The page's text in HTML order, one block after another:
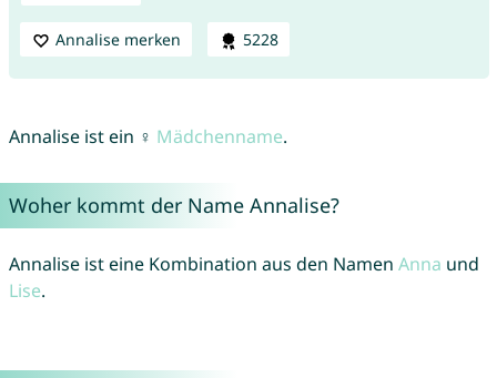
Annalise merken 5228
Annalise ist ein ♀ Mädchenname.
Woher kommt der Name Annalise?
Annalise ist eine Kombination aus den Namen Anna und
Lise.